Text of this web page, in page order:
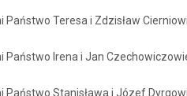
Państwo Teresa i Zdzisław
Państwo Irena i Jan
Państwo Stanisława i Józef